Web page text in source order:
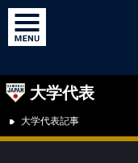
大学代表
大学代表記事